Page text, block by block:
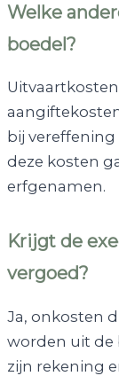
Welke
boedel?
bij vereffening
deze kosten
erfgenamen.
Krijgt de
vergoed?
Ja, onkosten
worden uit de
zijn rekening